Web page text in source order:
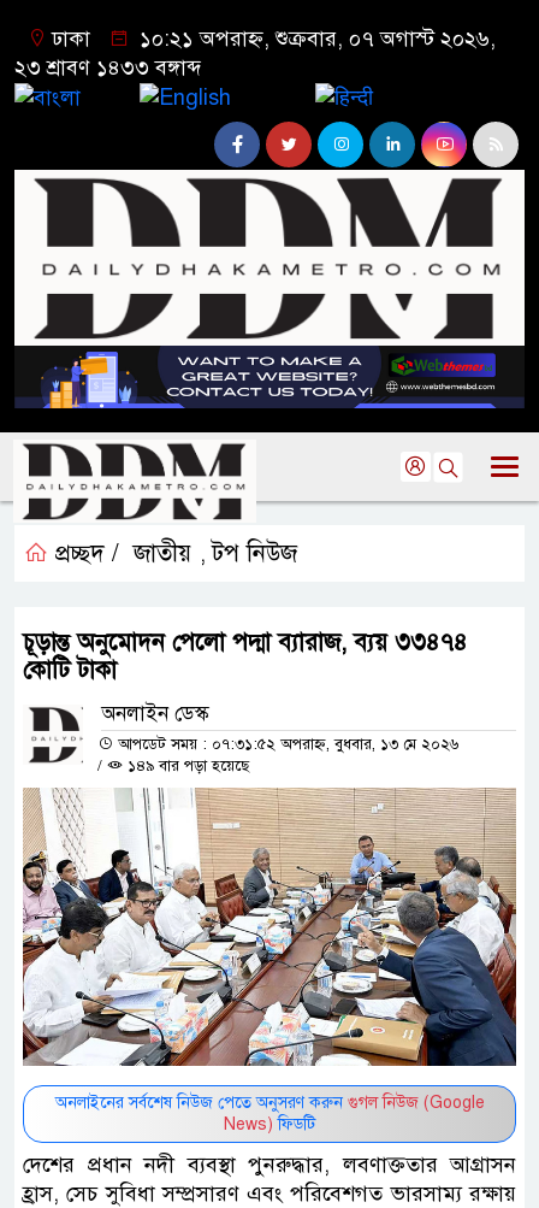
ঢাকা
১০:২১ অপরাহ্ন, শুক্রবার, ০৭ অগাস্ট ২০২৬,
২৩ শ্রাবণ ১৪৩৩ বঙ্গাব্দ
প্রচ্ছদ / জাতীয় ,টপ নিউজ
চূড়ান্ত অনুমোদন পেলো পদ্মা ব্যারাজ, ব্যয় ৩৩৪৭৪
কোটি টাকা
অনলাইন ডেস্ক
আপডেট সময় : ০৭:৩১:৫২ অপরাহ্ন, বুধবার, ১৩ মে ২০২৬
/
১৪৯ বার পড়া হয়েছে
অনলাইনের সর্বশেষ নিউজ পেতে অনুসরণ করুন গুগল নিউজ (Google
News) ফিডটি
দেশের প্রধান নদী ব্যবস্থা পুনরুদ্ধার, লবণাক্ততার আগ্রাসন
হ্রাস, সেচ সুবিধা সম্প্রসারণ এবং পরিবেশগত ভারসাম্য রক্ষায়